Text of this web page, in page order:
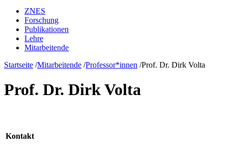
ZNES
Forschung
Publikationen
Lehre
Mitarbeitende
Startseite /Mitarbeitende /Professor*innen /Prof. Dr. Dirk Volta
Prof. Dr. Dirk Volta
Kontakt